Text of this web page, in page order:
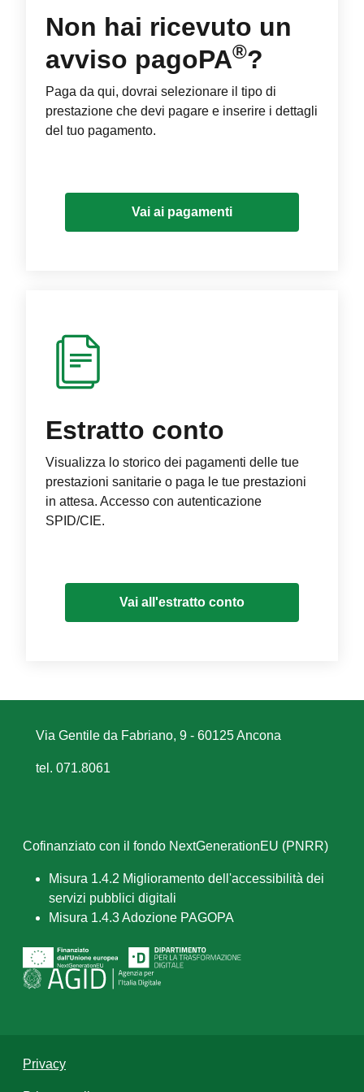
Non hai ricevuto un
avviso pagoPA®?
Paga da qui, dovrai selezionare il tipo di
prestazione che devi pagare e inserire i dettagli
del tuo pagamento.
Vai ai pagamenti
Estratto conto
Visualizza lo storico dei pagamenti delle tue
prestazioni sanitarie o paga le tue prestazioni
in attesa. Accesso con autenticazione
SPID/CIE.
Vai all'estratto conto
Via Gentile da Fabriano, 9 - 60125 Ancona
tel. 071.8061
Cofinanziato con il fondo NextGenerationEU (PNRR)
Misura 1.4.2 Miglioramento dell'accessibilità dei
servizi pubblici digitali
Misura 1.4.3 Adozione PAGOPA
Privacy